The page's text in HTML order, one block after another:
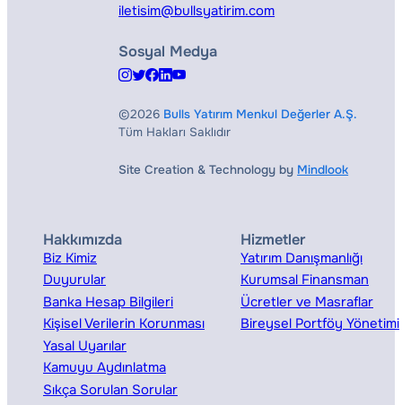
iletisim@bullsyatirim.com
Sosyal Medya
©2026 Bulls Yatırım Menkul Değerler A.Ş.
Tüm Hakları Saklıdır
Site Creation & Technology by Mindlook
Hakkımızda
Biz Kimiz
Duyurular
Banka Hesap Bilgileri
Kişisel Verilerin Korunması
Yasal Uyarılar
Kamuyu Aydınlatma
Sıkça Sorulan Sorular
Hizmetler
Yatırım Danışmanlığı
Kurumsal Finansman
Ücretler ve Masraflar
Bireysel Portföy Yönetimi